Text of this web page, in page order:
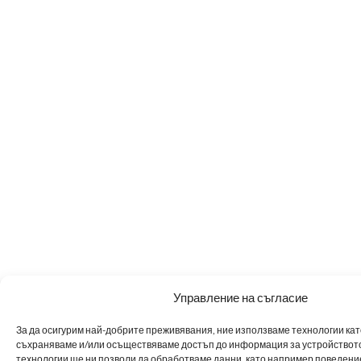
Управление на съгласие
За да осигурим най-добрите преживявания, ние използваме технологии
съхраняваме и/или осъществяваме достъп до информация за